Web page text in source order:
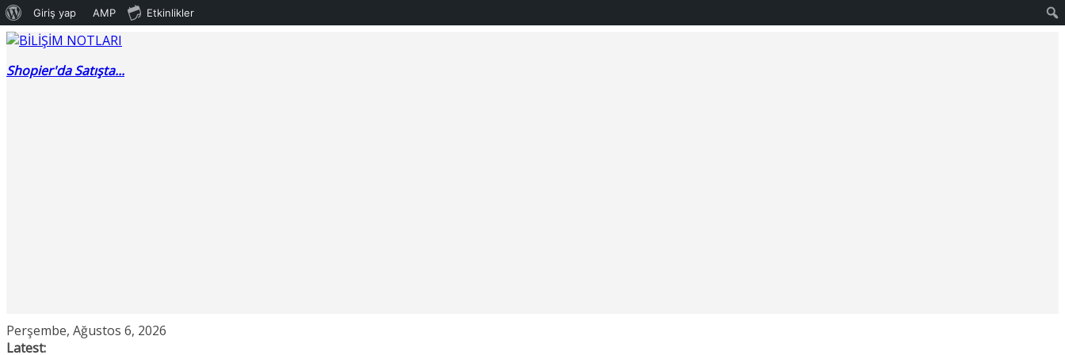
WordPress
hakkında
Giriş yap AMP Etkinlikler
Skip
content
Shopier'da Satışta...
Perşembe, Ağustos 6, 2026
Latest: